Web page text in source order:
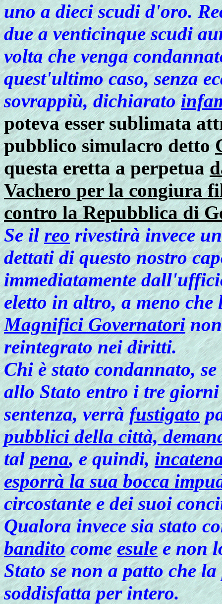
uno a dieci scudi d'oro.
due a venticinque scudi
volta che venga
quest'ultimo caso, senza
sovrappiù, dichiarato
poteva esser sublimata
pubblico simulacro detto
questa eretta a perpetua
Vachero per la congiura
contro la Repubblica di
Se ilreorivestirà invece
dettati di questo nostro
immediatamente
eletto in altro, a meno che
Magnifici Governatorinon
reintegrato nei diritti.
Chi è stato condannato,
allo Stato entro i tre
sentenza, verràfustigato
pubblici della città,
talpena, e quindi,
esporrà la sua bocca
circostante e dei suoi
Qualora invece sia stato
banditocomeesulee non
Stato se non a patto che la
soddisfatta per intero.